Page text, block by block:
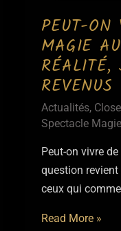
PEUT-
MAGIE
RÉALITÉ,
REVENUS
Actualités,
Spectacle Magie
Peut-on vivre
question revient
ceux qui
Peut-
Read More »